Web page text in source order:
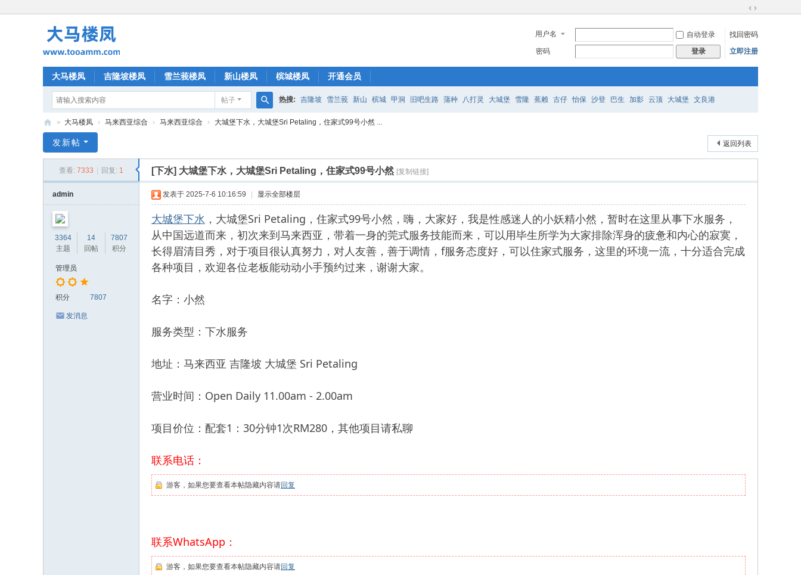
换
到
宽
用户名 自动登录
找回密码
密码
登录 立即注册
大马楼凤 吉隆坡楼凤 雪兰莪楼凤 新山楼凤 槟城楼凤 开通会员
帖子
搜
热搜: 吉隆坡 雪兰莪 新山 槟城 甲洞 旧吧生路 蒲种 八打灵 大城堡 雪隆 蕉赖 古仔 怡保 沙登 巴生 加影 云顶 大城堡 文良港
马
» 大马楼凤 › 马来西亚综合 › 马来西亚综合 › 大城堡下水，大城堡Sri Petaling，住家式99号小然 ...
返回列表
发新帖
查看: 7333 回复: 1 [下水] 大城堡下水，大城堡Sri Petaling，住家式99号小然 [复制链接]
admin
3364
主题
14
回帖
7807
积分
管理员
积分 7807
发消息
发表于 2025-7-6 10:16:59 显示全部楼层
大城堡下水 ，大城堡Sri Petaling，住家式99号小然，嗨，大家好，我是性感迷人的小妖精小然，暂时在这里从事下水服务，
从中国远道而来，初次来到马来西亚，带着一身的莞式服务技能而来，可以用毕生所学为大家排除浑身的疲惫和内心的寂寞，
长得眉清目秀，对于项目很认真努力，对人友善，善于调情，f服务态度好，可以住家式服务，这里的环境一流，十分适合完成
各种项目，欢迎各位老板能动动小手预约过来，谢谢大家。
名字：小然
服务类型：下水服务
地址：马来西亚 吉隆坡 大城堡 Sri Petaling
营业时间：Open Daily 11.00am - 2.00am
项目价位：配套1：30分钟1次RM280，其他项目请私聊
联系电话：
游客，如果您要查看本帖隐藏内容请回复
联系WhatsApp：
游客，如果您要查看本帖隐藏内容请回复